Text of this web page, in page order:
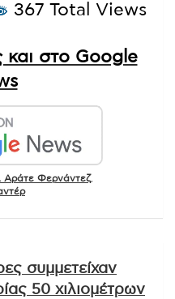
367 Total Views
στο Google
Αράτε Φερνάντεζ,
συμμετείχαν
50 χιλιομέτρων